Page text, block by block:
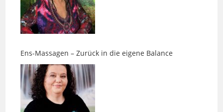
Ens-Massagen – Zurück in die eigene Balance